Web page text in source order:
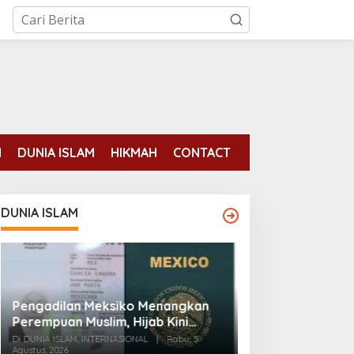
DUNIA ISLAM HIKMAH CONTACT
DUNIA ISLAM
Pengadilan Meksiko Menangkan
Perempuan Muslim, Hijab Kini
Diizinkan di Foto Paspor
Di DUNIA ISLAM, INTERNASIONAL |
Rabu, 5
Agustus, 2026